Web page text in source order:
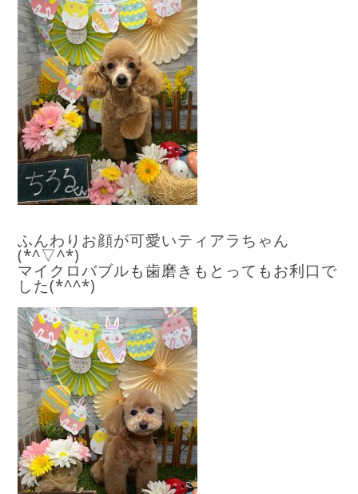
ふんわりお顔が可愛いティアラちゃん
(*^▽^*)
マイクロバブルも歯磨きもとってもお利口で
した(*^^*)